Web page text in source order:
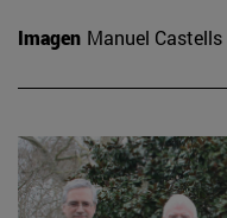
Imagen Manuel Castells